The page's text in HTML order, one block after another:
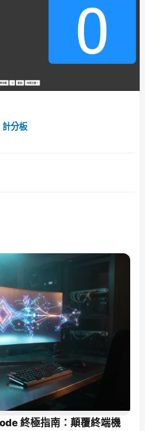
計分板
終極指南：顛覆終端機